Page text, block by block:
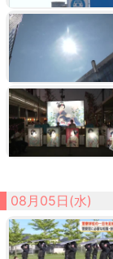
08月05日(水)